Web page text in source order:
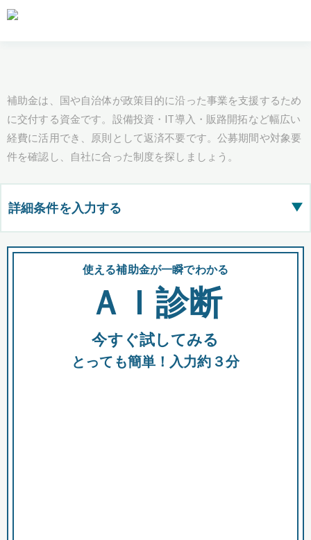
補助金は、国や自治体が政策目的に沿った事業を支援するため
に交付する資金です。設備投資・IT導入・販路開拓など幅広い
経費に活用でき、原則として返済不要です。公募期間や対象要
件を確認し、自社に合った制度を探しましょう。
詳細条件を入力する ▶
都道府県
全国の検索結果を含めて表示
助成金 融資 出資
使える補助金が一瞬でわかる
ＡＩ診断
今すぐ試してみる
とっても簡単！入力約３分